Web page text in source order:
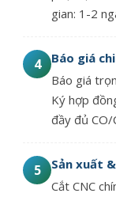
gian: 1-2
4
Báo giá
Báo giá
Ký hợp
đầy đủ CO/
5
Sản xuất
Cắt CNC